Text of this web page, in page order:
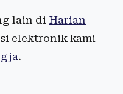
lain di Harian
elektronik kami
.